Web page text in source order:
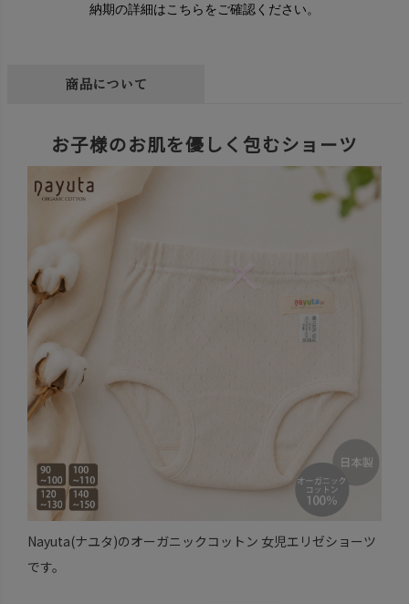
納期の詳細はこちらをご確認ください。
商品について
お子様のお肌を優しく包むショーツ
Nayuta(ナユタ)のオーガニックコットン 女児エリゼショーツ
です。